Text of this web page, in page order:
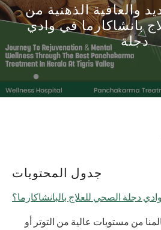
والعافية الذهنية من
بانشاكارما في وادي
دجلة
جدول المحتويات
دجلة الصحي للعلاج بالبانشاكارما؟
من مستويات عالية من التوتر أو